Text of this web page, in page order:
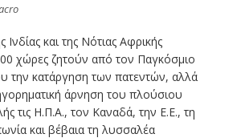
και της Νότιας Αφρικής
χώρες ζητούν από τον Παγκόσμιο
την κατάργηση των πατεντών, αλλά
άρνηση του πλούσιου
τις Η.Π.Α., τον Καναδά, την Ε.Ε., τη
και βέβαια τη λυσσαλέα